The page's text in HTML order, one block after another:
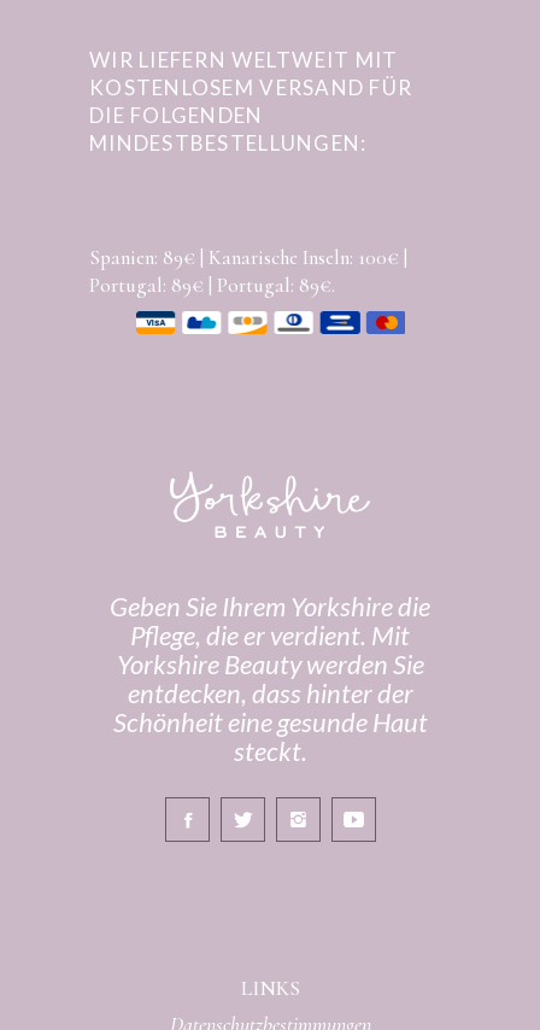
WIR LIEFERN WELTWEIT MIT
KOSTENLOSEM VERSAND FÜR
DIE FOLGENDEN
MINDESTBESTELLUNGEN:
Spanien: 89€ | Kanarische Inseln: 100€ |
Portugal: 89€ | Portugal: 89€.
Geben Sie Ihrem Yorkshire die
Pflege, die er verdient. Mit
Yorkshire Beauty werden Sie
entdecken, dass hinter der
Schönheit eine gesunde Haut
steckt.
LINKS
Datenschutzbestimmungen